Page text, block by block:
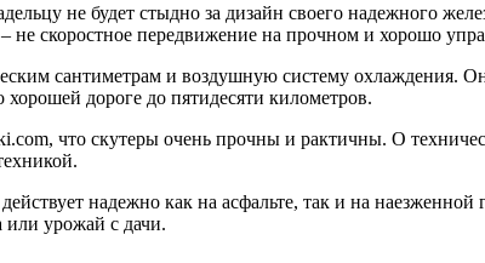
не будет стыдно за дизайн своего надежного
скоростное передвижение на прочном и хорошо
сантиметрам и воздушную систему охлаждения. Он
дороге до пятидесяти километров.
что скутеры очень прочны и рактичны. О
надежно как на асфальте, так и на
или урожай с дачи.